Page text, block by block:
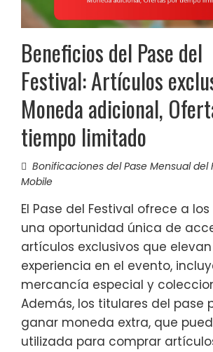
Beneficios del Pase del
Festival: Artículos
Moneda adicional,
tiempo limitado
Bonificaciones del Pase Mensual del
Mobile
El Pase del Festival ofrece a
una oportunidad única de
artículos exclusivos que
experiencia en el evento,
mercancía especial y
Además, los titulares del pase
ganar moneda extra, que
utilizada para comprar